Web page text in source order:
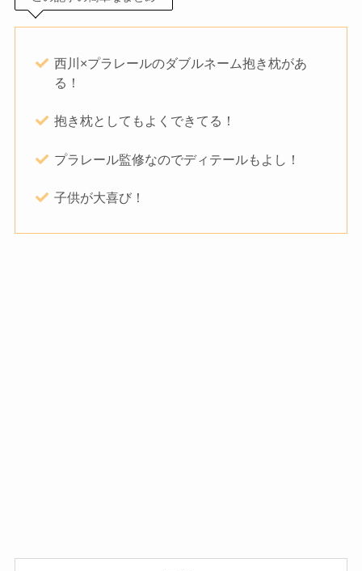
西川×プラレールのダブルネーム抱き枕があ
る！
抱き枕としてもよくできてる！
プラレール監修なのでディテールもよし！
子供が大喜び！